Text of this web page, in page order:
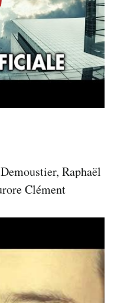
Raphaël
Clément